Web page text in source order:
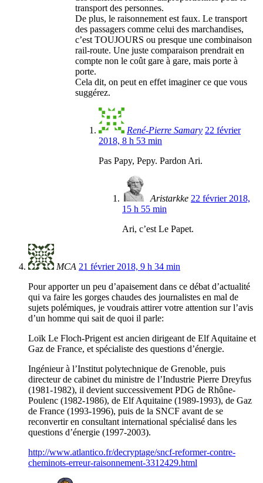
transport des personnes.
De plus, le raisonnement est faux. Le transport
des passagers comme celui des marchandises,
c’est TOUJOURS ou presque une combinaison
rail-route. Une juste comparaison prendrait en
compte non le coût gare à gare, mais porte à
porte.
Cela dit, on peut en effet imaginer ce que vous
suggérez.
René-Pierre Samary 22 février
2018, 8 h 53 min
Pas Papy, Pepy. Pardon Ari.
Aristarkke 22 février 2018,
15 h 55 min
Ari, c’est Le Papet.
MCA 21 février 2018, 9 h 34 min
Pour apporter un peu d’apaisement dans ce débat d’actualité
qui va faire les gorges chaudes des journalistes en mal de
sujets polémiques, je voudrais attirer votre attention sur l’avis
d’un homme qui sait de quoi il parle:
Loïk Le Floch-Prigent est ancien dirigeant de Elf Aquitaine et
Gaz de France, et spécialiste des questions d’énergie.
Ingénieur à l’Institut polytechnique de Grenoble, puis
directeur de cabinet du ministre de l’Industrie Pierre Dreyfus
(1981-1982), il devient successivement PDG de Rhône-
Poulenc (1982-1986), de Elf Aquitaine (1989-1993), de Gaz
de France (1993-1996), puis de la SNCF avant de se
reconvertir en consultant international spécialisé dans les
questions d’énergie (1997-2003).
http://www.atlantico.fr/decryptage/sncf-reformer-contre-
cheminots-erreur-raisonnement-3312429.html